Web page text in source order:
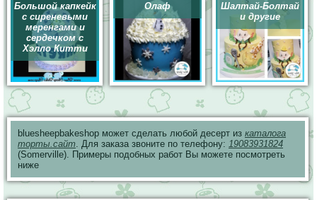
Большой капкейк
с сиреневыми
меренгами и
сердечком с
Хэлло Китти
Олаф
Шалтай-Болтай
и другие
bluesheepbakeshop может сделать любой десерт из каталога
торты.сайт. Для заказа звоните по телефону: 19083931824
(Somerville). Примеры подобных работ Вы можете посмотреть
ниже